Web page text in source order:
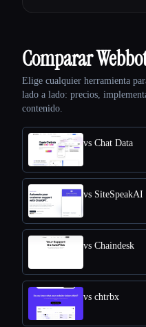
Comparar
Elige cualquier herramienta
lado a lado: precios,
contenido.
vs Chat Data
vs SiteSpeakAI
vs Chaindesk
vs chtrbx